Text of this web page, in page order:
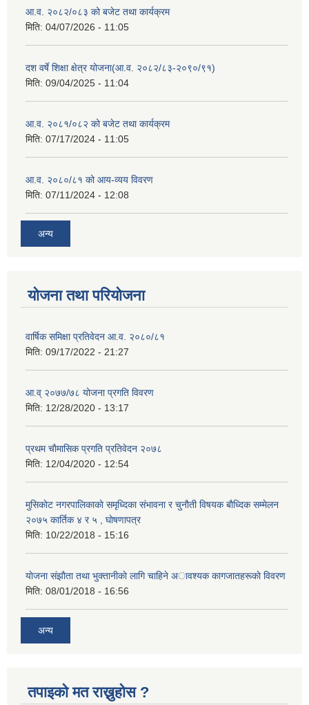
आ.व. २०८२/०८३ को बजेट तथा कार्यक्रम
मिति: 04/07/2026 - 11:05
दश वर्षे शिक्षा क्षेत्र योजना(आ.व. २०८२/८३-२०९०/९१)
मिति: 09/04/2025 - 11:04
आ.व. २०८१/०८२ को बजेट तथा कार्यक्रम
मिति: 07/17/2024 - 11:05
आ.व. २०८०/८१ को आय-व्यय विवरण
मिति: 07/11/2024 - 12:08
अन्य
योजना तथा परियोजना
वार्षिक समिक्षा प्रतिवेदन आ.व. २०८०/८१
मिति: 09/17/2022 - 21:27
आ.व् २०७७/७८ योजना प्रगति विवरण
मिति: 12/28/2020 - 13:17
प्रथम चाैमासिक प्रगति प्रतिवेदन २०७८
मिति: 12/04/2020 - 12:54
मुसिकाेट नगरपालिकाकाे समृध्दिका संभावना र चुनाैती विषयक बाैध्दिक सम्मेलन
२०७५ कार्तिक ४ र ५ , घाेषणापत्र
मिति: 10/22/2018 - 15:16
याेजना संझाैता तथा भुक्तानीकाे लागि चाहिने अावश्यक कागजातहरूकाे विवरण
मिति: 08/01/2018 - 16:56
अन्य
तपाइको मत राख्नुहोस ?